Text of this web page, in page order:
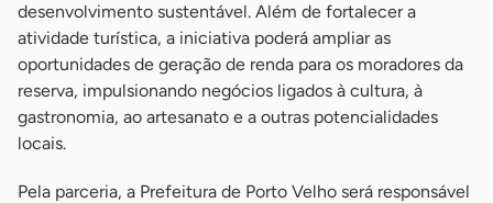
desenvolvimento sustentável. Além de fortalecer a
atividade turística, a iniciativa poderá ampliar as
oportunidades de geração de renda para os moradores da
reserva, impulsionando negócios ligados à cultura, à
gastronomia, ao artesanato e a outras potencialidades
locais.
Pela parceria, a Prefeitura de Porto Velho será responsável